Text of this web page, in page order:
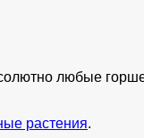
любые
растения.